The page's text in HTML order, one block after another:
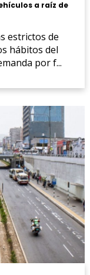
a raíz de
estrictos de
hábitos del
por f...